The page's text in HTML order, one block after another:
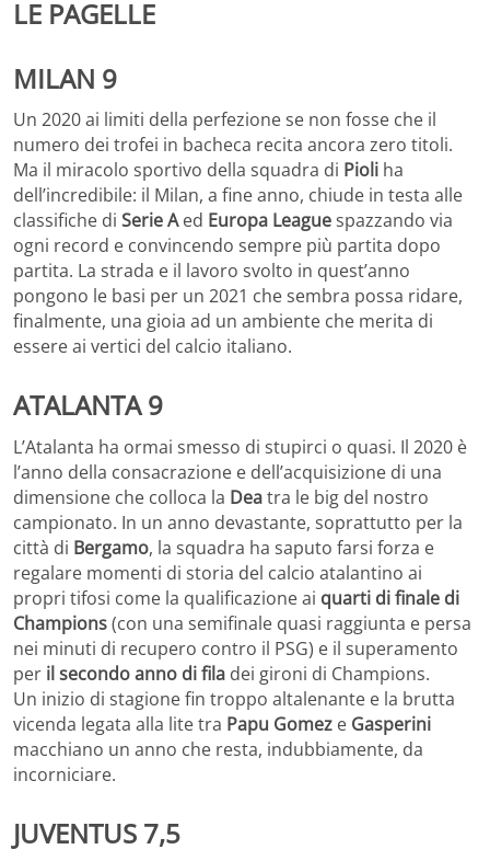
LE PAGELLE
MILAN 9
Un 2020 ai limiti della perfezione se non fosse che il
numero dei trofei in bacheca recita ancora zero titoli.
Ma il miracolo sportivo della squadra di Pioli ha
dell’incredibile: il Milan, a fine anno, chiude in testa alle
classifiche di Serie Aed Europa Leaguespazzando via
ogni record e convincendo sempre più partita dopo
partita. La strada e il lavoro svolto in quest’anno
pongono le basi per un 2021 che sembra possa ridare,
finalmente, una gioia ad un ambiente che merita di
essere ai vertici del calcio italiano.
ATALANTA 9
L’Atalanta ha ormai smesso di stupirci o quasi. Il 2020 è
l’anno della consacrazione e dell’acquisizione di una
dimensione che colloca la Deatra le big del nostro
campionato. In un anno devastante, soprattutto per la
città di Bergamo, la squadra ha saputo farsi forza e
regalare momenti di storia del calcio atalantino ai
propri tifosi come la qualificazione ai quarti di finale di
Champions(con una semifinale quasi raggiunta e persa
nei minuti di recupero contro il PSG) e il superamento
per il secondo anno di fila dei gironi di Champions.
Un inizio di stagione fin troppo altalenante e la brutta
vicenda legata alla lite tra Papu Gomez e Gasperini
macchiano un anno che resta, indubbiamente, da
incorniciare.
JUVENTUS 7,5